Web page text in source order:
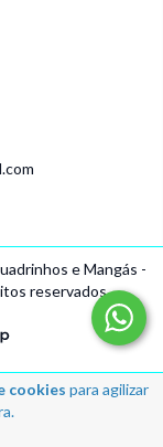
cookies para agilizar
e Mangás -
reservados.